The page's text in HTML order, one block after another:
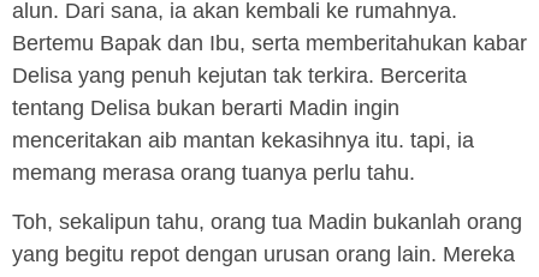
alun. Dari sana, ia akan kembali ke rumahnya.
Bertemu Bapak dan Ibu, serta memberitahukan kabar
Delisa yang penuh kejutan tak terkira. Bercerita
tentang Delisa bukan berarti Madin ingin
menceritakan aib mantan kekasihnya itu. tapi, ia
memang merasa orang tuanya perlu tahu.
Toh, sekalipun tahu, orang tua Madin bukanlah orang
yang begitu repot dengan urusan orang lain. Mereka